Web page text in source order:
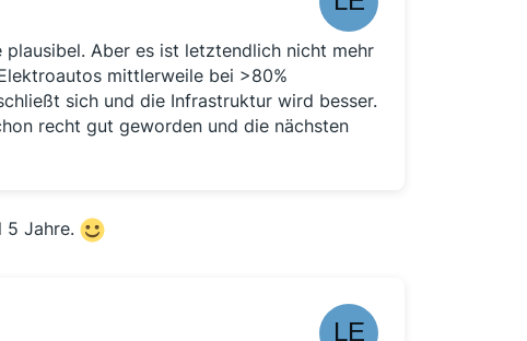
Aber es ist letztendlich nicht mehr
mittlerweile bei >80%
sich und die Infrastruktur wird besser.
recht gut geworden und die nächsten
5 Jahre.